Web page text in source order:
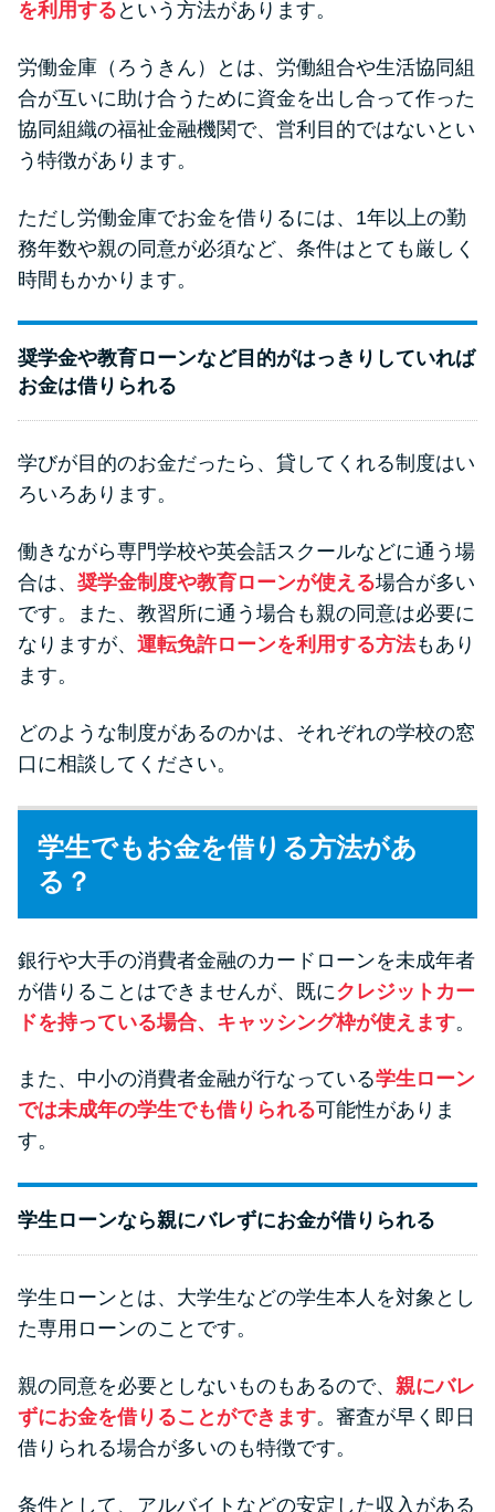
を利用する という方法があります。
労働金庫（ろうきん）とは、労働組合や生活協同組
合が互いに助け合うために資金を出し合って作った
協同組織の福祉金融機関で、営利目的ではないとい
う特徴があります。
ただし労働金庫でお金を借りるには、1年以上の勤
務年数や親の同意が必須など、条件はとても厳しく
時間もかかります。
奨学金や教育ローンなど目的がはっきりしていれば
お金は借りられる
学びが目的のお金だったら、貸してくれる制度はい
ろいろあります。
働きながら専門学校や英会話スクールなどに通う場
合は、 奨学金制度や教育ローンが使える場合が多い
です。また、教習所に通う場合も親の同意は必要に
なりますが、 運転免許ローンを利用する方法もあり
ます。
どのような制度があるのかは、それぞれの学校の窓
口に相談してください。
学生でもお金を借りる方法があ
る？
銀行や大手の消費者金融のカードローンを未成年者
が借りることはできませんが、既にクレジットカー
ドを持っている場合、キャッシング枠が使えます。
また、中小の消費者金融が行なっている学生ローン
では未成年の学生でも借りられる可能性がありま
す。
学生ローンなら親にバレずにお金が借りられる
学生ローンとは、大学生などの学生本人を対象とし
た専用ローンのことです。
親の同意を必要としないものもあるので、 親にバレ
ずにお金を借りることができます。審査が早く即日
借りられる場合が多いのも特徴です。
条件として、アルバイトなどの安定した収入がある